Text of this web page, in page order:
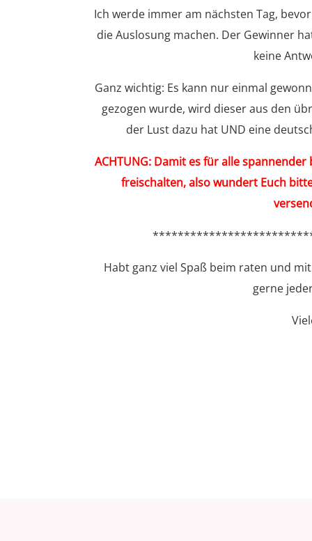
Ich werde immer am nächsten Tag,
die Auslosung machen. Der Gewinner
keine
Ganz wichtig: Es kann nur einmal
gezogen wurde, wird dieser aus den
der Lust dazu hat UND eine
ACHTUNG: Damit es für alle
freischalten, also wundert Euch
Habt ganz viel Spaß beim raten und
gerne